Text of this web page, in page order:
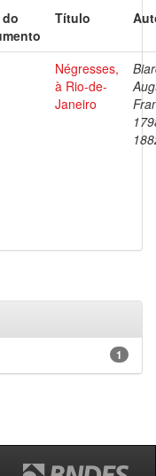
do
Título
Négresses,
à Rio-de-
Janeiro
1